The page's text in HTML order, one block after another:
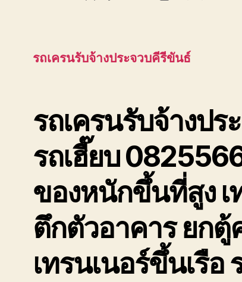
รถเครนรับจ้างประจวบคีรีขันธ์
รถเครนรับจ้างป
รถเฮี๊ยบ
ของหนักขึ้นที่สูง เ
ตึกตัวอาคาร ยก
เทรนเนอร์ขึ้นเรือ